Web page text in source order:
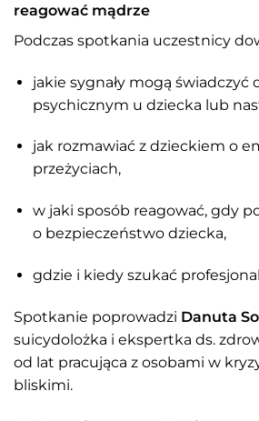
reagować mądrze
Podczas spotkania uczestnicy
jakie sygnały mogą świadczyć
psychicznym u dziecka lub
jak rozmawiać z dzieckiem o
przeżyciach,
w jaki sposób reagować, gdy
o bezpieczeństwo dziecka,
gdzie i kiedy szukać
Spotkanie poprowadzi Danuta
suicydolożka i ekspertka ds.
od lat pracująca z osobami w
bliskimi.